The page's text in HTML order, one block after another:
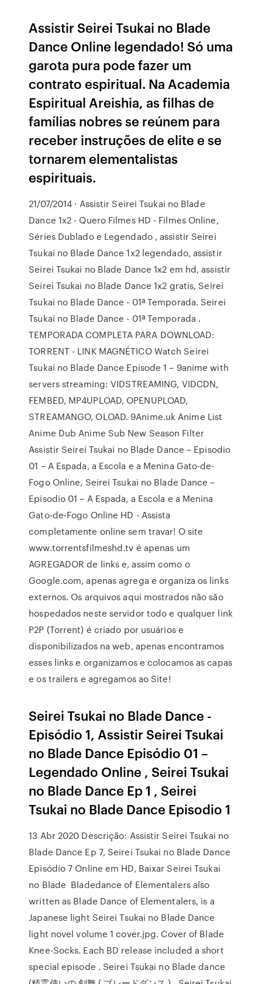
Assistir Seirei Tsukai no Blade
Dance Online legendado! Só uma
garota pura pode fazer um
contrato espiritual. Na Academia
Espiritual Areishia, as filhas de
famílias nobres se reúnem para
receber instruções de elite e se
tornarem elementalistas
espirituais.
21/07/2014 · Assistir Seirei Tsukai no Blade
Dance 1x2 - Quero Filmes HD - Filmes Online,
Séries Dublado e Legendado , assistir Seirei
Tsukai no Blade Dance 1x2 legendado, assistir
Seirei Tsukai no Blade Dance 1x2 em hd, assistir
Seirei Tsukai no Blade Dance 1x2 gratis, Seirei
Tsukai no Blade Dance - 01ª Temporada. Seirei
Tsukai no Blade Dance - 01ª Temporada .
TEMPORADA COMPLETA PARA DOWNLOAD:
TORRENT - LINK MAGNÉTICO Watch Seirei
Tsukai no Blade Dance Episode 1 – 9anime with
servers streaming: VIDSTREAMING, VIDCDN,
FEMBED, MP4UPLOAD, OPENUPLOAD,
STREAMANGO, OLOAD. 9Anime.uk Anime List
Anime Dub Anime Sub New Season Filter
Assistir Seirei Tsukai no Blade Dance – Episodio
01 – A Espada, a Escola e a Menina Gato-de-
Fogo Online, Seirei Tsukai no Blade Dance –
Episodio 01 – A Espada, a Escola e a Menina
Gato-de-Fogo Online HD - Assista
completamente online sem travar! O site
www.torrentsfilmeshd.tv é apenas um
AGREGADOR de links e, assim como o
Google.com, apenas agrega e organiza os links
externos. Os arquivos aqui mostrados não são
hospedados neste servidor todo e qualquer link
P2P (Torrent) é criado por usuários e
disponibilizados na web, apenas encontramos
esses links e organizamos e colocamos as capas
e os trailers e agregamos ao Site!
Seirei Tsukai no Blade Dance -
Episódio 1, Assistir Seirei Tsukai
no Blade Dance Episódio 01 –
Legendado Online , Seirei Tsukai
no Blade Dance Ep 1 , Seirei
Tsukai no Blade Dance Episodio 1
13 Abr 2020 Descrição: Assistir Seirei Tsukai no
Blade Dance Ep 7, Seirei Tsukai no Blade Dance
Episódio 7 Online em HD, Baixar Seirei Tsukai
no Blade Bladedance of Elementalers also
written as Blade Dance of Elementalers, is a
Japanese light Seirei Tsukai no Blade Dance
light novel volume 1 cover.jpg. Cover of Blade
Knee-Socks. Each BD release included a short
special episode . Seirei Tsukai no Blade dance